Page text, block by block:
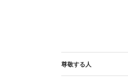
尊敬する人